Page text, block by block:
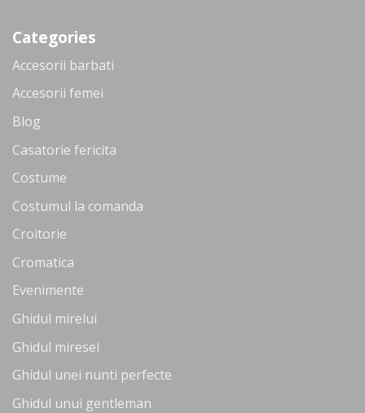
Categories
Accesorii barbati
Accesorii femei
Blog
Casatorie fericita
Costume
Costumul la comanda
Croitorie
Cromatica
Evenimente
Ghidul mirelui
Ghidul miresei
Ghidul unei nunti perfecte
Ghidul unui gentleman